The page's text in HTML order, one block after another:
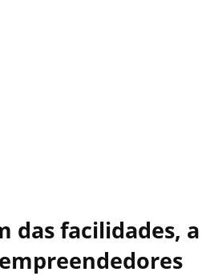
das facilidades,